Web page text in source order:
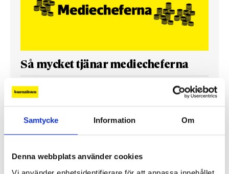
Samtycke Information Om
Denna webbplats använder cookies
Så mycket tjänar mediecheferna
Så mycket tjänar 260 mediechefer